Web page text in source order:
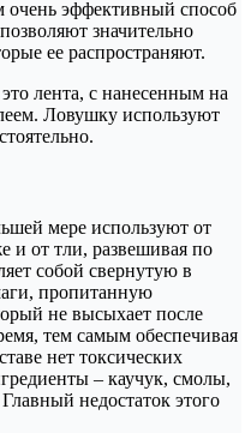
очень эффективный способ
значительно
ее распространяют.
лента, с нанесенным на
Ловушку используют
мере используют от
и от тли, развешивая по
собой свернутую в
пропитанную
не высыхает после
тем самым обеспечивая
нет токсических
– каучук, смолы,
недостаток этого